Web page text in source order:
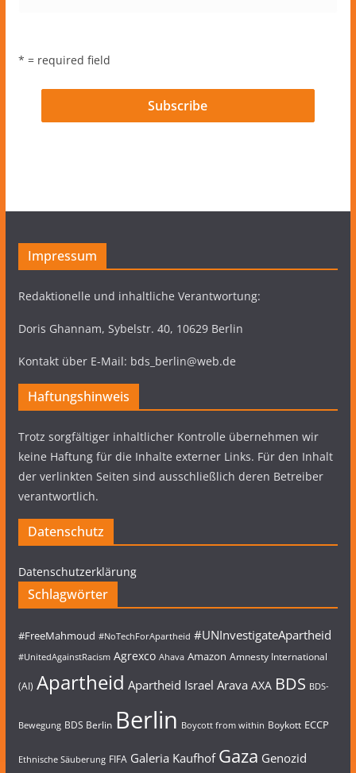
* = required field
Impressum
Redaktionelle und inhaltliche Verantwortung:
Doris Ghannam, Sybelstr. 40, 10629 Berlin
Kontakt über E-Mail: bds_berlin@web.de
Haftungshinweis
Trotz sorgfältiger inhaltlicher Kontrolle übernehmen wir
keine Haftung für die Inhalte externer Links. Für den Inhalt
der verlinkten Seiten sind ausschließlich deren Betreiber
verantwortlich.
Datenschutz
Datenschutzerklärung
Schlagwörter
#FreeMahmoud #NoTechForApartheid #UNInvestigateApartheid
#UnitedAgainstRacism Agrexco Ahava Amazon Amnesty International
(AI) Apartheid Apartheid Israel Arava AXA BDS BDS-
Bewegung BDS Berlin Berlin Boycott from within Boykott ECCP
Ethnische Säuberung FIFA Galeria Kaufhof Gaza Genozid